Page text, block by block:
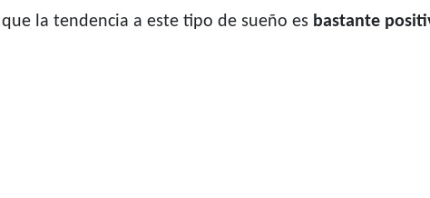
la tendencia a este tipo de sueño es bastante